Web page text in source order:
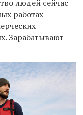
людей сейчас
работах —
Зарабатывают